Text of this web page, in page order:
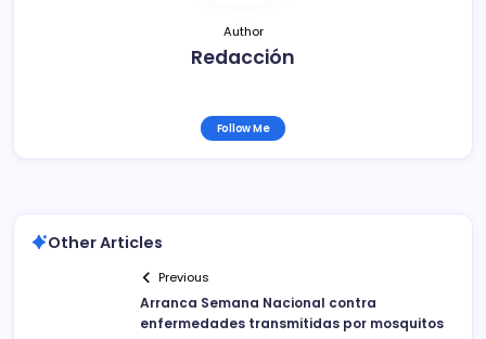
Author
Redacción
Follow Me
Other Articles
Previous
Arranca Semana Nacional contra
enfermedades transmitidas por mosquitos